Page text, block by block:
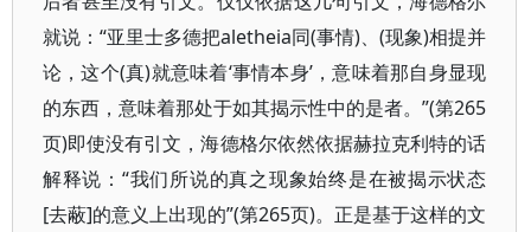
就说：“亚里士多德把aletheia同(事情)、(现象)相提并
论，这个(真)就意味着‘事情本身’，意味着那自身显现
的东西，意味着那处于如其揭示性中的是者。”(第265
页)即使没有引文，海德格尔依然依据赫拉克利特的话
解释说：“我们所说的真之现象始终是在被揭示状态
[去蔽]的意义上出现的”(第265页)。正是基于这样的文